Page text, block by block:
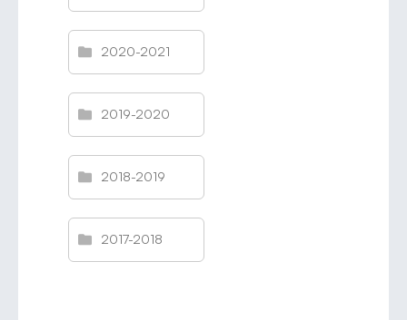
2020-2021
2019-2020
2018-2019
2017-2018